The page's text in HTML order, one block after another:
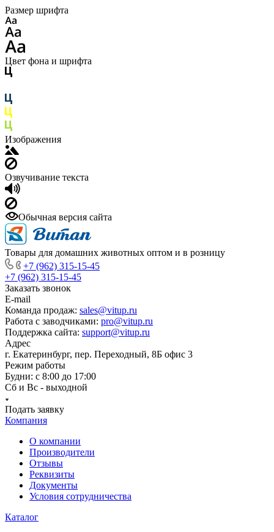
Размер шрифта
Цвет фона и шрифта
Изображения
Озвучивание текста
Обычная версия сайта
Товары для домашних животных оптом и в розницу
+7 (962) 315-15-45
+7 (962) 315-15-45
Заказать звонок
E-mail
Команда продаж: sales@vitup.ru
Работа с заводчиками: pro@vitup.ru
Поддержка сайта: support@vitup.ru
Адрес
г. Екатеринбург, пер. Переходный, 8Б офис 3
Режим работы
Будни: с 8:00 до 17:00
Сб и Вс - выходной
Подать заявку
Компания
О компании
Производители
Отзывы
Реквизиты
Документы
Условия сотрудничества
Каталог